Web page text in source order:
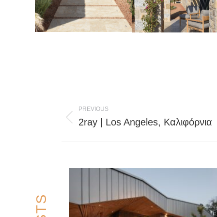
navigation
PREVIOUS
Previous
2ray | Los Angeles, Καλιφόρνια